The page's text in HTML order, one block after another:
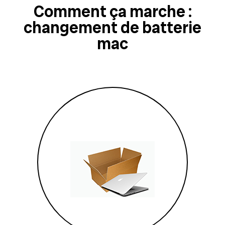
Comment ça marche :
changement de batterie
mac